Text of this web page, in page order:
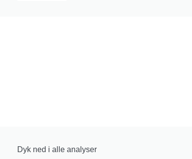
Dyk ned i alle analyser